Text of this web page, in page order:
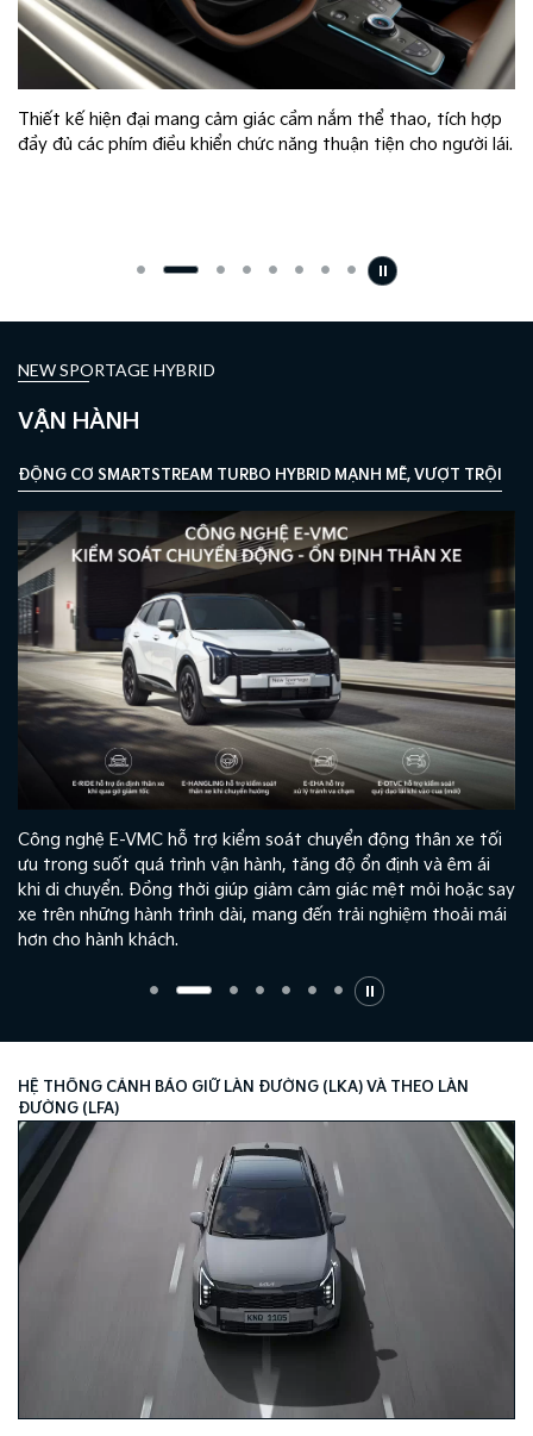
lái.
Thiết kế liền mạch mang lại trải nghiệm thị giác cao cấp cùng
giao diện sắc nét, thao tác mượt mà. Màn hình giải trí trung
NEW SPORTAGE HYBRID
VẬN HÀNH
ĐỘNG CƠ SMARTSTREAM TURBO HYBRID MẠNH MẼ, VƯỢT TRỘI
tối
say
E-Ride (Electrically Controlled Ride Comfort): Hỗ trợ ổn định
thân xe khi đi qua gờ giảm tốc, tăng độ êm ái và thoải mái
cho hành khách.
HỆ THỐNG CẢNH BÁO VÀ HỖ TRỢ TRÁNH VA CHẠM PHÍA
(FCA)